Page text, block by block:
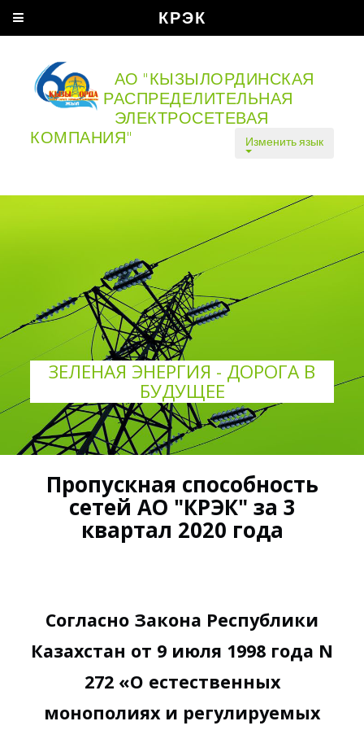
АО "КЫЗЫЛОРДИНСКАЯ
РАСПРЕДЕЛИТЕЛЬНАЯ
ЭЛЕКТРОСЕТЕВАЯ
КОМПАНИЯ"
Изменить язык
ЗЕЛЕНАЯ ЭНЕРГИЯ - ДОРОГА В
БУДУЩЕЕ
Пропускная способность
сетей АО "КРЭК" за 3
квартал 2020 года
Согласно Закона Республики
Казахстан от 9 июля 1998 года N
272 «О естественных
монополиях и регулируемых
КРЭК